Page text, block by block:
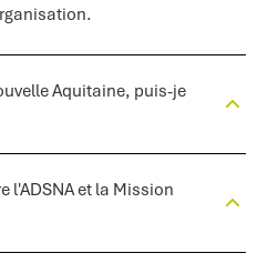
Aquitaine, puis-je
l'ADSNA et la Mission